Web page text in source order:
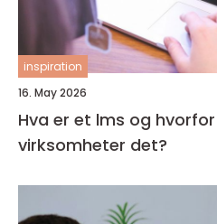
inspiration
16. May 2026
Hva er et lms og
virksomheter det?